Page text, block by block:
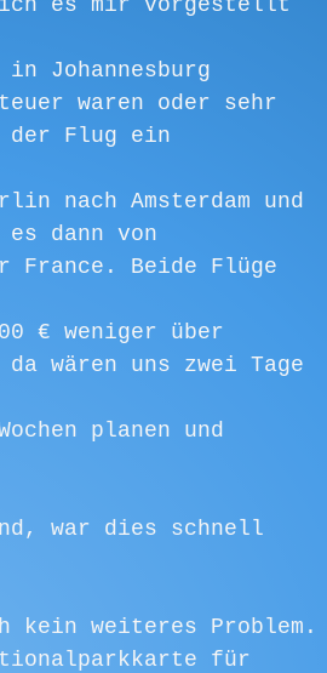
ich es mir vorgestellt
Johannesburg
waren oder sehr
der Flug ein
nach Amsterdam und
es dann von
France. Beide Flüge
€ weniger über
wären uns zwei Tage
planen und
war dies schnell
kein weiteres Problem.
für